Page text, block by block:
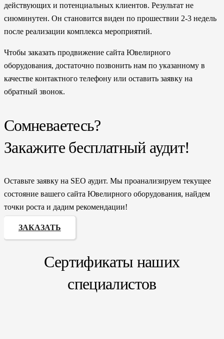
действующих и потенциальных клиентов. Результат не
сиюминутен. Он становится виден по прошествии 2-3 недель
после реализации комплекса мероприятий.
Чтобы заказать продвижение сайта Ювелирного
оборудования, достаточно позвонить нам по указанному в
качестве контактного телефону или оставить заявку на
обратный звонок.
Сомневаетесь?
Закажите бесплатный аудит!
Оставьте заявку на SEO аудит. Мы проанализируем текущее
состояние вашего сайта Ювелирного оборудования, найдем
точки роста и дадим рекомендации!
ЗАКАЗАТЬ
Сертификаты наших
специалистов